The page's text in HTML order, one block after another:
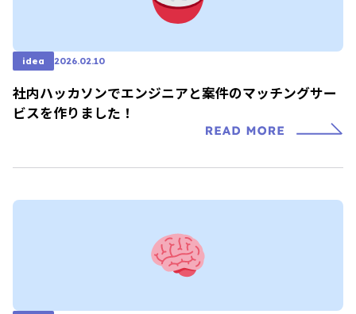
idea 2026.02.10
社内ハッカソンでエンジニアと案件のマッチングサー
ビスを作りました！